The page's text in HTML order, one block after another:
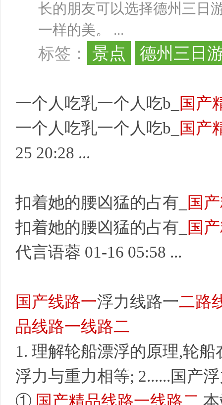
长的朋友可以选择德州三日
一样的美。 ...
标签： 景点 德州三日
一个人吃乳一个人吃b_
国产
一个人吃乳一个人吃b_
国产
25 20:28 ...
扣着她的腰凶猛的占有_
国
扣着她的腰凶猛的占有_
国
代言语蓉 01-16 05:58 ...
国产线路一浮力线路一二路
品线路一线路二
1. 理解轮船漂浮的原理,轮
浮力与重力相等; 2......国产
① 国产精品线路一线路二